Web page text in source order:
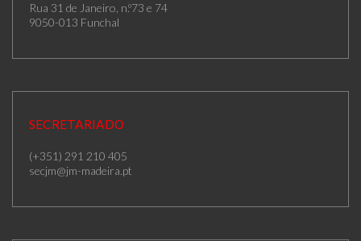
Rua 31 de Janeiro, n.º73 e 74
9050-013 Funchal
SECRETARIADO
(+351) 291 210 405
secjm@jm-madeira.pt